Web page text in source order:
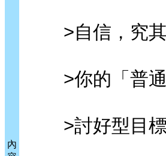
內
>自信，究其
>你的「普通
>討好型目標